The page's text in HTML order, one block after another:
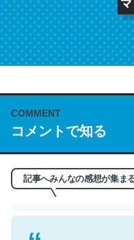
COMMENT
コメントで知る
記事へみんなの感想が集ま
これは名文。彼はとて
う。英語少しでも読め
れ好き。Let’s